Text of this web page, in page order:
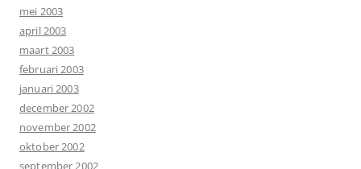
mei 2003
april 2003
maart 2003
februari 2003
januari 2003
december 2002
november 2002
oktober 2002
september 2002